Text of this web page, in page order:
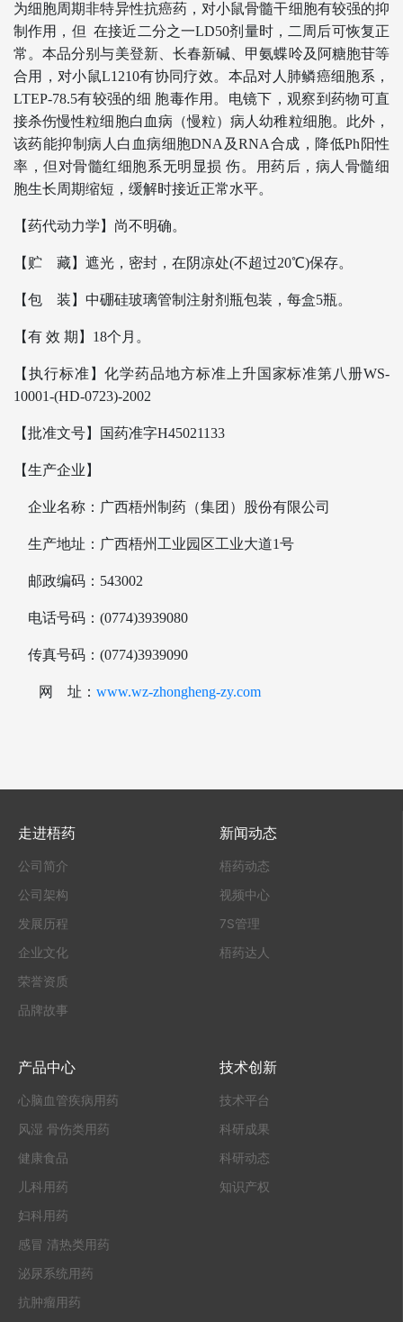
为细胞周期非特异性抗癌药，对小鼠骨髓干细胞有较强的抑
制作用，但 在接近二分之一LD50剂量时，二周后可恢复正
常。本品分别与美登新、长春新碱、甲氨蝶呤及阿糖胞苷等
合用，对小鼠L1210有协同疗效。本品对人肺鳞癌细胞系，
LTEP-78.5有较强的细 胞毒作用。电镜下，观察到药物可直
接杀伤慢性粒细胞白血病（慢粒）病人幼稚粒细胞。此外，
该药能抑制病人白血病细胞DNA及RNA合成，降低Ph阳性
率，但对骨髓红细胞系无明显损 伤。用药后，病人骨髓细
胞生长周期缩短，缓解时接近正常水平。
【药代动力学】尚不明确。
【贮 藏】遮光，密封，在阴凉处(不超过20℃)保存。
【包 装】中硼硅玻璃管制注射剂瓶包装，每盒5瓶。
【有 效 期】18个月。
【执行标准】化学药品地方标准上升国家标准第八册WS-
10001-(HD-0723)-2002
【批准文号】国药准字H45021133
【生产企业】
企业名称：广西梧州制药（集团）股份有限公司
生产地址：广西梧州工业园区工业大道1号
邮政编码：543002
电话号码：(0774)3939080
传真号码：(0774)3939090
网 址： www.wz-zhongheng-zy.com
走进梧药
公司简介
公司架构
发展历程
企业文化
荣誉资质
品牌故事
新闻动态
梧药动态
视频中心
7S管理
梧药达人
产品中心
心脑血管疾病用药
风湿 骨伤类用药
健康食品
儿科用药
妇科用药
感冒 清热类用药
泌尿系统用药
抗肿瘤用药
技术创新
技术平台
科研成果
科研动态
知识产权